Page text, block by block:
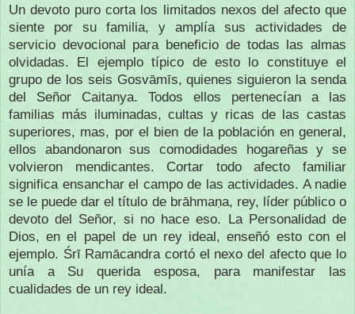
Un devoto puro corta los limitados nexos del afecto que
siente por su familia, y amplía sus actividades de
servicio devocional para beneficio de todas las almas
olvidadas. El ejemplo típico de esto lo constituye el
grupo de los seis Gosvāmīs, quienes siguieron la senda
del Señor Caitanya. Todos ellos pertenecían a las
familias más iluminadas, cultas y ricas de las castas
superiores, mas, por el bien de la población en general,
ellos abandonaron sus comodidades hogareñas y se
volvieron mendicantes. Cortar todo afecto familiar
significa ensanchar el campo de las actividades. A nadie
se le puede dar el título de brāhmaṇa, rey, líder público o
devoto del Señor, si no hace eso. La Personalidad de
Dios, en el papel de un rey ideal, enseñó esto con el
ejemplo. Śrī Ramācandra cortó el nexo del afecto que lo
unía a Su querida esposa, para manifestar las
cualidades de un rey ideal.